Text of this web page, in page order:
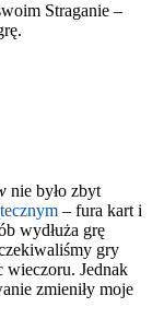
Straganie –
nie było zbyt
– fura kart i
wydłuża grę
gry
wieczoru. Jednak
zmieniły moje